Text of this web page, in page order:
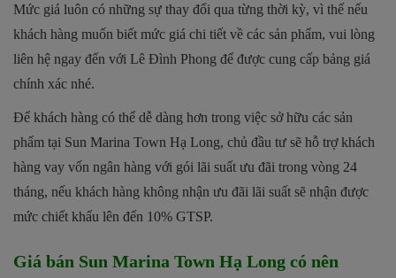
Mức giá luôn có những sự thay đổi qua từng thời kỳ, vì thế nếu
khách hàng muốn biết mức giá chi tiết về các sản phẩm, vui lòng
liên hệ ngay đến với Lê Đình Phong để được cung cấp bảng giá
chính xác nhé.
Để khách hàng có thể dễ dàng hơn trong việc sở hữu các sản
phẩm tại Sun Marina Town Hạ Long, chủ đầu tư sẽ hỗ trợ khách
hàng vay vốn ngân hàng với gói lãi suất ưu đãi trong vòng 24
tháng, nếu khách hàng không nhận ưu đãi lãi suất sẽ nhận được
mức chiết khấu lên đến 10% GTSP.
Giá bán Sun Marina Town Hạ Long có nên